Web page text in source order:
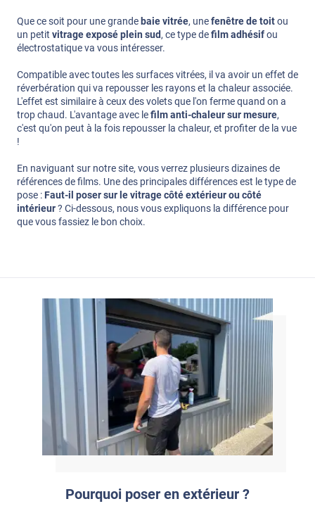
Que ce soit pour une grande baie vitrée, unefenêtre de toitou
un petit vitrage exposé plein sud, ce type defilm adhésifou
électrostatique va vous intéresser.
Compatible avec toutes les surfaces vitrées, il va avoir un effet de
réverbération qui va repousser les rayons et la chaleur associée.
L'effet est similaire à ceux des volets que l'on ferme quand on a
trop chaud. L'avantage avec lefilm anti-chaleur sur mesure,
c'est qu'on peut à la fois repousser la chaleur, et profiter de la vue
!
En naviguant sur notre site, vous verrez plusieurs dizaines de
références de films. Une des principales différences est le type de
pose : Faut-il poser sur le vitrage côté extérieur ou côté
intérieur? Ci-dessous, nous vous expliquons la différence pour
que vous fassiez le bon choix.
Pourquoi poser en extérieur ?